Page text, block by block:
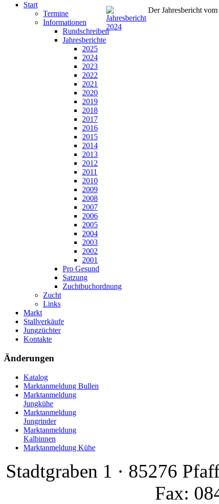
Start
Termine
Informationen
Rundschreiben
Jahresberichte
2025
2024
2023
2022
2021
2020
2019
2018
2017
2016
2015
2014
2013
2012
2011
2010
2009
2008
2007
2006
2005
2004
2003
2002
2001
Pro Gesund
Satzung
Zuchtbuchordnung
Zucht
Links
Markt
Stallverkäufe
Jungzüchter
Kontakte
Änderungen
Katalog
Marktanmeldung Bullen
Marktanmeldung
Jungkühe
Marktanmeldung
Jungrinder
Marktanmeldung
Kalbinnen
Marktanmeldung Kühe
Der Jahresbericht
Stadtgraben 1 · 85276
Fax: